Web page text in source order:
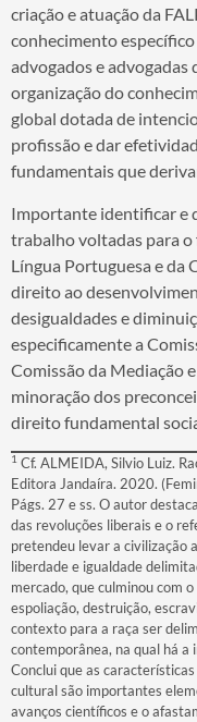
criação e atuação da
conhecimento
advogados e advogadas
organização do
global dotada de
profissão e dar
fundamentais que
Importante identificar e
trabalho voltadas para
Língua Portuguesa e da
direito ao
desigualdades e
especificamente a
Comissão da Mediação
minoração dos
direito fundamental
1 Cf. ALMEIDA, Silvio Luiz.
Editora Jandaíra. 2020.
Págs. 27 e ss. O autor
das revoluções liberais e o
pretendeu levar a civilização
liberdade e igualdade
mercado, que culminou com
espoliação, destruição,
contexto para a raça ser
contemporânea, na qual há a
Conclui que as
cultural são importantes
avanços científicos e o